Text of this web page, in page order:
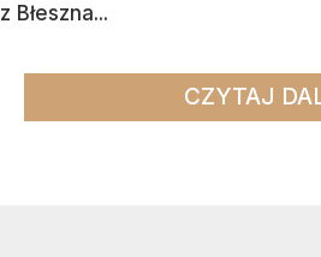
z Błeszna...
CZYTAJ